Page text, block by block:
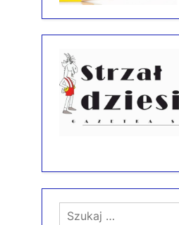
Szukaj: